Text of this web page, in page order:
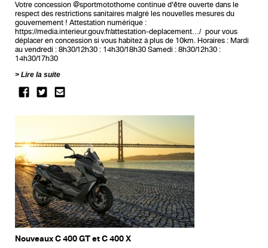
Votre concession @sportmotothome continue d’être ouverte dans le
respect des restrictions sanitaires malgré les nouvelles mesures du
gouvernement ! Attestation numérique :
https://media.interieur.gouv.fr/attestation-deplacement…/ pour vous
déplacer en concession si vous habitez à plus de 10km. Horaires : Mardi
au vendredi : 8h30/12h30 : 14h30/18h30 Samedi : 8h30/12h30 :
14h30/17h30
Lire la suite
Nouveaux C 400 GT et C 400 X